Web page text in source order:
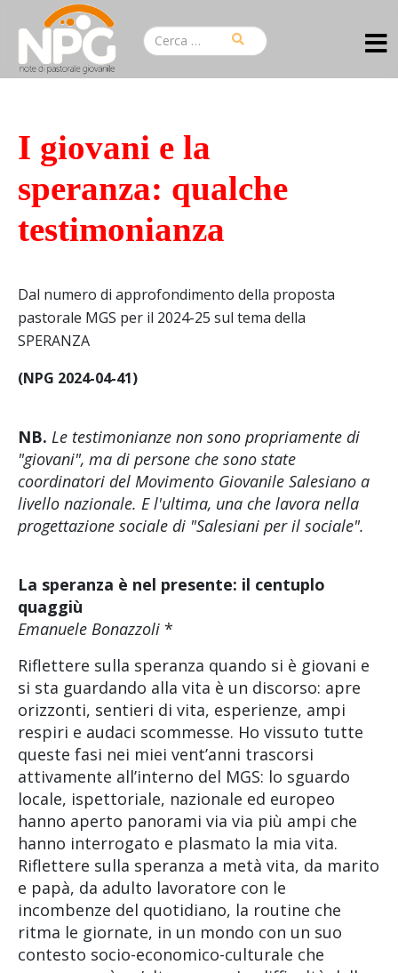
I giovani e la
speranza: qualche
testimonianza
Dal numero di approfondimento della proposta
pastorale MGS per il 2024-25 sul tema della
SPERANZA
(NPG 2024-04-41)
NB. Le testimonianze non sono propriamente di
"giovani", ma di persone che sono state
coordinatori del Movimento Giovanile Salesiano a
livello nazionale. E l'ultima, una che lavora nella
progettazione sociale di "Salesiani per il sociale".
La speranza è nel presente: il centuplo
quaggiù
Emanuele Bonazzoli *
Riflettere sulla speranza quando si è giovani e
si sta guardando alla vita è un discorso: apre
orizzonti, sentieri di vita, esperienze, ampi
respiri e audaci scommesse. Ho vissuto tutte
queste fasi nei miei vent’anni trascorsi
attivamente all’interno del MGS: lo sguardo
locale, ispettoriale, nazionale ed europeo
hanno aperto panorami via via più ampi che
hanno interrogato e plasmato la mia vita.
Riflettere sulla speranza a metà vita, da marito
e papà, da adulto lavoratore con le
incombenze del quotidiano, la routine che
ritma le giornate, in un mondo con un suo
contesto socio-economico-culturale che